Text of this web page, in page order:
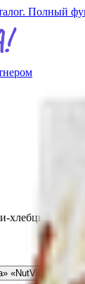
Полный
хлебцы
«NutVill» 5.99